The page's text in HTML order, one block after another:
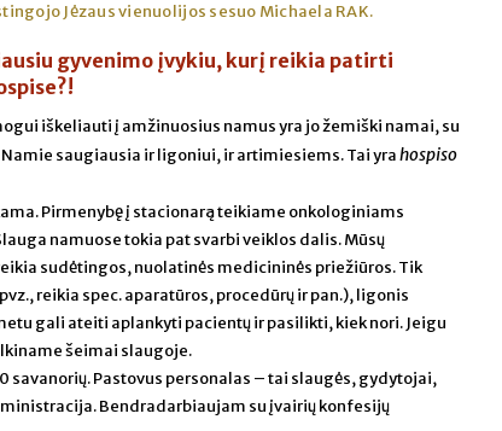
Jėzaus vienuolijos sesuo Michaela RAK.
gyvenimo įvykiu, kurį reikia patirti
iškeliauti į amžinuosius namus yra jo žemiški namai, su
saugiausia ir ligoniui, ir artimiesiems. Tai yrahospiso
Pirmenybę į stacionarą teikiame onkologiniams
namuose tokia pat svarbi veiklos dalis. Mūsų
sudėtingos, nuolatinės medicininės priežiūros. Tik
reikia spec. aparatūros, procedūrų ir pan.), ligonis
gali ateiti aplankyti pacientų ir pasilikti, kiek nori. Jeigu
šeimai slaugoje.
savanorių. Pastovus personalas – tai slaugės, gydytojai,
Bendradarbiaujam su įvairių konfesijų